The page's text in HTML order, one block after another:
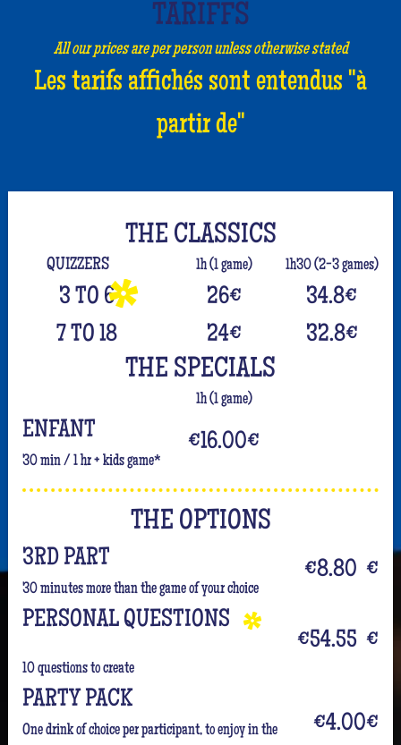
TARIFFS
All our prices are per person unless otherwise stated
Les tarifs affichés sont entendus "à
partir de"
THE CLASSICS
QUIZZERS 1h (1 game) 1h30 (2-3 games)
3 TO 6 26€ 34.8€
7 TO 18
24€ 32.8€
THE SPECIALS
1h (1 game)
ENFANT
30 min / 1 hr + kids game*
€16.00€
THE OPTIONS
3RD PART
30 minutes more than the game of your choice
€8.80 €
PERSONAL QUESTIONS
10 questions to create
€54.55 €
PARTY PACK
One drink of choice per participant, to enjoy in the
€4.00€